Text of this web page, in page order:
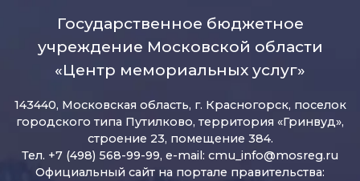
Государственное бюджетное
учреждение Московской области
«Центр мемориальных услуг»
143440, Московская область, г. Красногорск, поселок
городского типа Путилково, территория «Гринвуд»,
строение 23, помещение 384.
Тел. +7 (498) 568-99-99, e-mail: cmu_info@mosreg.ru
Официальный сайт на портале правительства: